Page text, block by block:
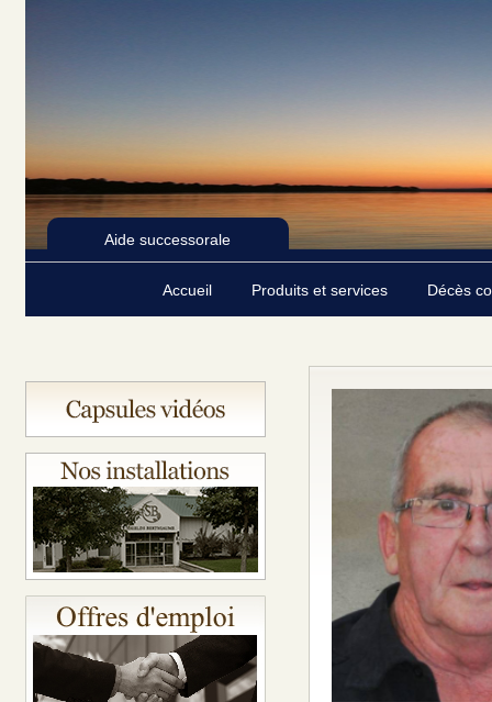
Aide successorale
Accueil Produits et services Décès